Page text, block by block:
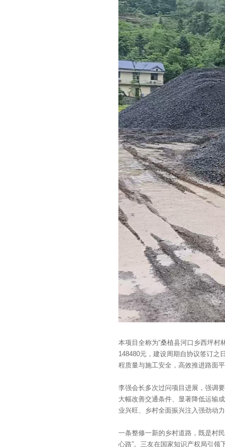
本项目全称为“桑植县河口乡西坪村
148480元，建设周期自协议签订之
程质量与施工安全，高效推进路面
李强会长多次过问项目进展，强调
大幅改善交通条件、显著降低运输
业兴旺、乡村全面振兴注入强劲动力
一条整修一新的乡村道路，既是村
心路”。三友在国家知识产权局引